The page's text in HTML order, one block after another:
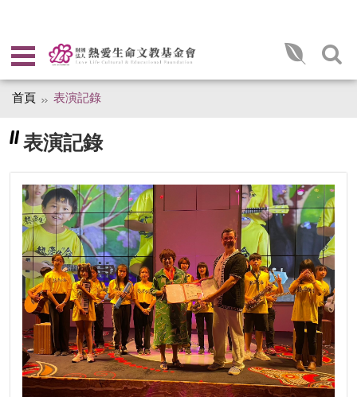
首頁 表演記錄
表演記錄